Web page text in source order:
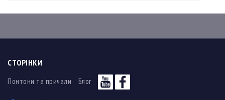
СТОРІНКИ
Понтони та причали Блог